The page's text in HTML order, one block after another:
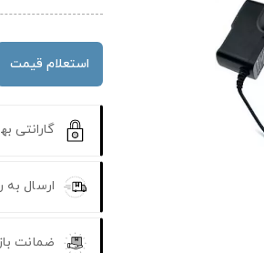
استعلام قیمت
گارانتی
ارسال
ضمانت